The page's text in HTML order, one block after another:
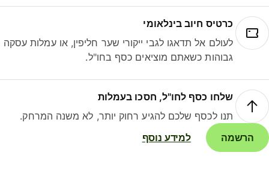
כרטיס חיוב בינלאומי
לעולם אל תדאגו לגבי ייקורי שער חליפין, או עמלות עסקה
גבוהות כשאתם מוציאים כסף בחו"ל.
שלחו כסף לחו"ל, חסכו בעמלות
תנו לכסף שלכם להגיע רחוק יותר, לא משנה המרחק.
הרשמה
למידע נוסף